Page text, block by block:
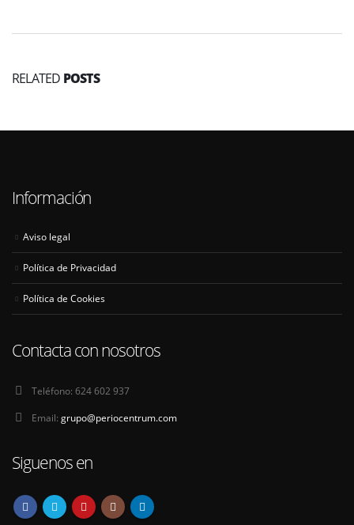
RELATED POSTS
Información
Aviso legal
Política de Privacidad
Política de Cookies
Contacta con nosotros
Teléfono: 624 602 937
Email: grupo@periocentrum.com
Siguenos en